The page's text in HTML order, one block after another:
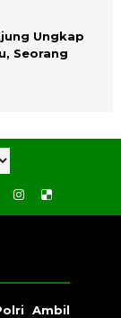
Ungkap
Seorang
Ambil